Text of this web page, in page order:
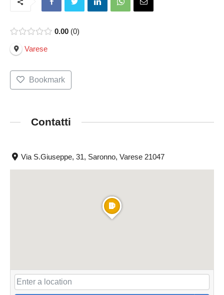
0.00 0
Varese
Bookmark
Contatti
Via S.Giuseppe, 31, Saronno, Varese 21047